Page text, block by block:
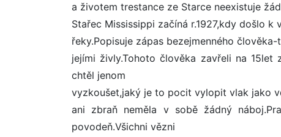
a životem trestance ze Starce neexistuje
Stařec Mississippi začíná r.1927,kdy došlo k
řeky.Popisuje zápas bezejmenného
jejími živly.Tohoto člověka zavřeli na
chtěl jenom
vyzkoušet,jaký je to pocit vylopit vlak jako
ani zbraň neměla v sobě žádný
povodeň.Všichni vězni